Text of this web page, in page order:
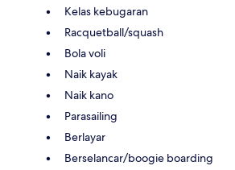
Kelas kebugaran
Racquetball/squash
Bola voli
Naik kayak
Naik kano
Parasailing
Berlayar
Berselancar/boogie boarding